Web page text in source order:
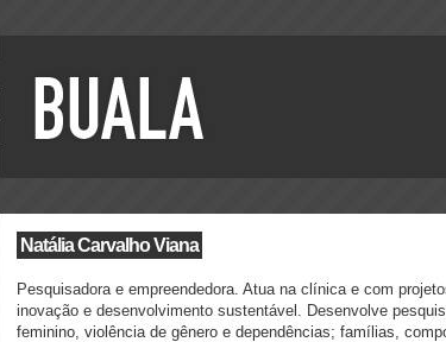
Natália Carvalho Viana
Pesquisadora e empreendedora. Atua na clínica e com
inovação e desenvolvimento sustentável. Desenvolve
feminino, violência de gênero e dependências; famílias,